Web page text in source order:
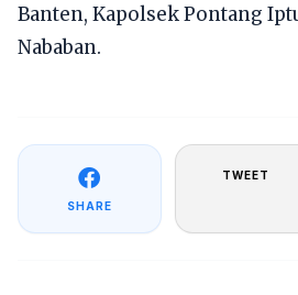
Banten, Kapolsek Pontang
Nababan.
SHARE
TWEET